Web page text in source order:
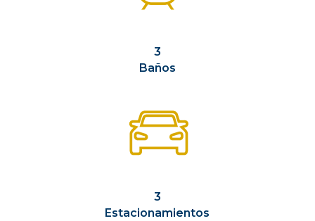
3
Baños
3
Estacionamientos